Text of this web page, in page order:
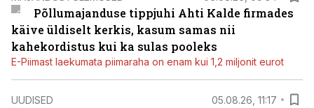
Põllumajanduse tippjuhi Ahti Kalde firmades
käive üldiselt kerkis, kasum samas nii
kahekordistus kui ka sulas pooleks
E-Piimast laekumata piimaraha on enam kui 1,2 miljonit eurot
UUDISED 05.08.26, 11:17